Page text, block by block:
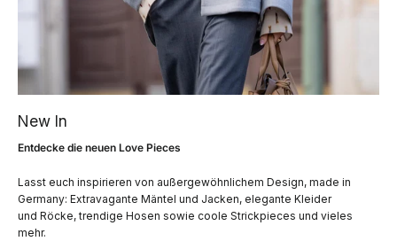
New In
Entdecke die neuen Love Pieces
Lasst euch inspirieren von außergewöhnlichem Design, made in
Germany: Extravagante Mäntel und Jacken, elegante Kleider
und Röcke, trendige Hosen sowie coole Strickpieces und vieles
mehr.